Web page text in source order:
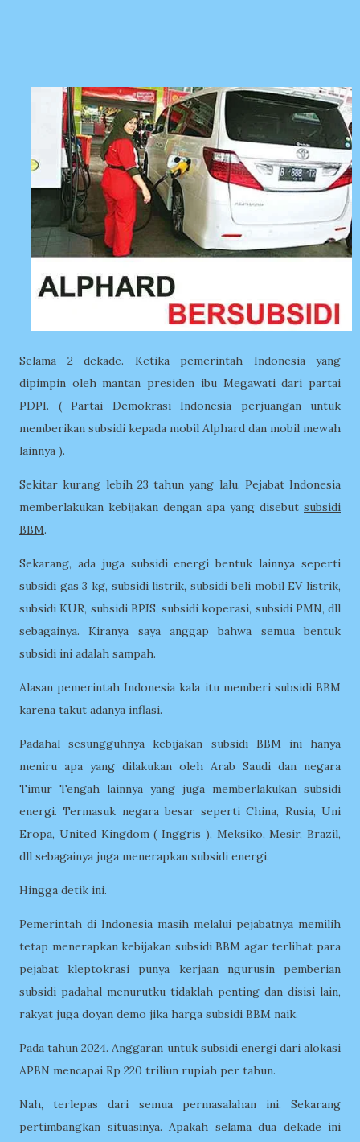
Selama 2 dekade. Ketika pemerintah Indonesia yang
dipimpin oleh mantan presiden ibu Megawati dari partai
PDPI. ( Partai Demokrasi Indonesia perjuangan untuk
memberikan subsidi kepada mobil Alphard dan mobil mewah
lainnya ).
Sekitar kurang lebih 23 tahun yang lalu. Pejabat Indonesia
memberlakukan kebijakan dengan apa yang disebut subsidi
BBM.
Sekarang, ada juga subsidi energi bentuk lainnya seperti
subsidi gas 3 kg, subsidi listrik, subsidi beli mobil EV listrik,
subsidi KUR, subsidi BPJS, subsidi koperasi, subsidi PMN, dll
sebagainya. Kiranya saya anggap bahwa semua bentuk
subsidi ini adalah sampah.
Alasan pemerintah Indonesia kala itu memberi subsidi BBM
karena takut adanya inflasi.
Padahal sesungguhnya kebijakan subsidi BBM ini hanya
meniru apa yang dilakukan oleh Arab Saudi dan negara
Timur Tengah lainnya yang juga memberlakukan subsidi
energi. Termasuk negara besar seperti China, Rusia, Uni
Eropa, United Kingdom ( Inggris ), Meksiko, Mesir, Brazil,
dll sebagainya juga menerapkan subsidi energi.
Hingga detik ini.
Pemerintah di Indonesia masih melalui pejabatnya memilih
tetap menerapkan kebijakan subsidi BBM agar terlihat para
pejabat kleptokrasi punya kerjaan ngurusin pemberian
subsidi padahal menurutku tidaklah penting dan disisi lain,
rakyat juga doyan demo jika harga subsidi BBM naik.
Pada tahun 2024. Anggaran untuk subsidi energi dari alokasi
APBN mencapai Rp 220 triliun rupiah per tahun.
Nah, terlepas dari semua permasalahan ini. Sekarang
pertimbangkan situasinya. Apakah selama dua dekade ini